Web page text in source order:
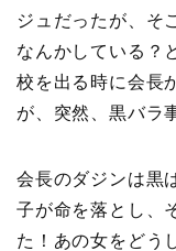
ジュだったが、そ
なんかしている？
校を出る時に会長
が、突然、黒バラ
会長のダジンは黒
子が命を落とし、
た！あの女をどう